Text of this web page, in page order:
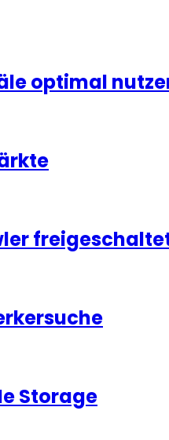
optimal
Storage